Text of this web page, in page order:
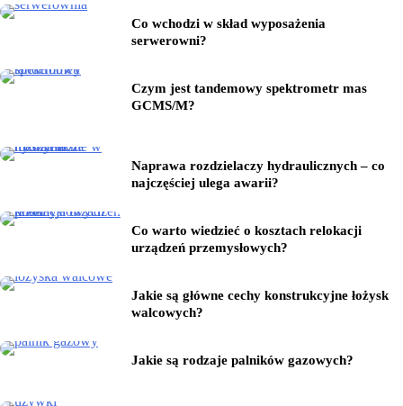
Co wchodzi w skład wyposażenia
serwerowni?
Czym jest tandemowy spektrometr mas
GCMS/M?
Naprawa rozdzielaczy hydraulicznych – co
najczęściej ulega awarii?
Co warto wiedzieć o kosztach relokacji
urządzeń przemysłowych?
Jakie są główne cechy konstrukcyjne łożysk
walcowych?
Jakie są rodzaje palników gazowych?